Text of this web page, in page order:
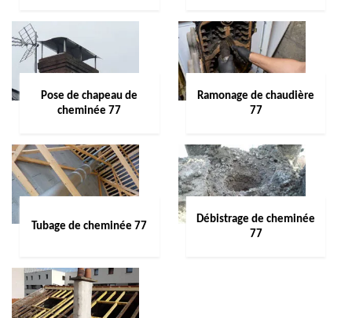
Pose de chapeau de
cheminée 77
Ramonage de chaudière
77
Tubage de cheminée 77
Débistrage de cheminée
77